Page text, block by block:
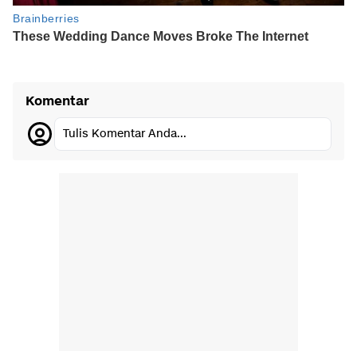
Komentar
Tulis Komentar Anda...